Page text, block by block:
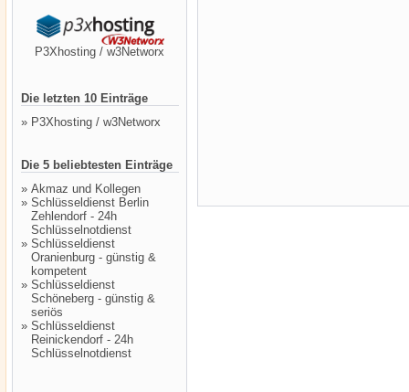
P3Xhosting / w3Networx
Die letzten 10 Einträge
» P3Xhosting / w3Networx
Die 5 beliebtesten Einträge
» Akmaz und Kollegen
» Schlüsseldienst Berlin
Zehlendorf - 24h
Schlüsselnotdienst
» Schlüsseldienst
Oranienburg - günstig &
kompetent
» Schlüsseldienst
Schöneberg - günstig &
seriös
» Schlüsseldienst
Reinickendorf - 24h
Schlüsselnotdienst